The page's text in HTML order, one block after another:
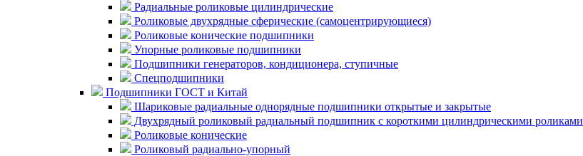
Радиальные роликовые цилиндрические
Роликовые двухрядные сферические (самоцентрирующиеся)
Роликовые конические подшипники
Упорные роликовые подшипники
Подшипники генераторов, кондиционера, ступичные
Спецподшипники
Подшипники ГОСТ и Китай
Шариковые радиальные однорядные подшипники открытые и закрытые
Двухрядный роликовый радиальный подшипник с короткими цилиндрическими роликами
Роликовые конические
Роликовый радиально-упорный